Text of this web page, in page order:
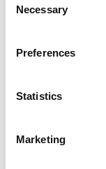
Selection
Necessary
Preferences
Statistics
Marketing
zaprojektowany
przy użyciu
Oferuje
nowoczesnego
maksymalnym